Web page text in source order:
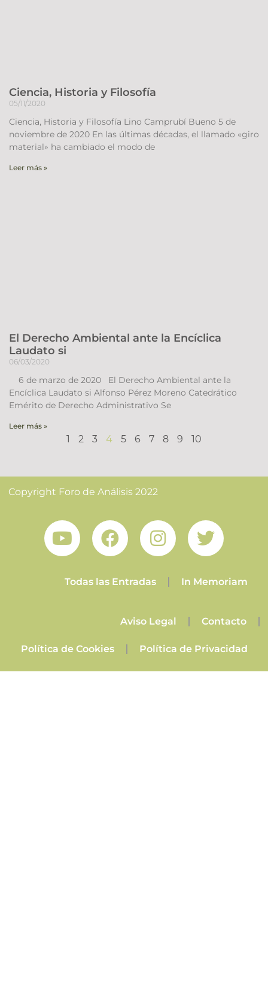
Ciencia, Historia y Filosofía
05/11/2020
Ciencia, Historia y Filosofía Lino Camprubí Bueno 5 de
noviembre de 2020 En las últimas décadas, el llamado «giro
material» ha cambiado el modo de
Leer más »
El Derecho Ambiental ante la Encíclica
Laudato si
06/03/2020
6 de marzo de 2020 El Derecho Ambiental ante la
Encíclica Laudato si Alfonso Pérez Moreno Catedrático
Emérito de Derecho Administrativo Se
Leer más »
1 2 3 4 5 6 7 8 9 10
Copyright Foro de Análisis 2022
Todas las Entradas In Memoriam
Aviso Legal Contacto
Política de Cookies Política de Privacidad